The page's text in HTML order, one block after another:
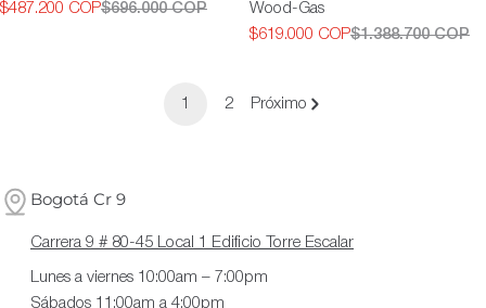
Precio
$487.200 COP
Precio
$696.000 COP
Wood-Gas
Precio
$619.000 COP
Precio
$1.388.700 COP
1 2 Próximo
Bogotá Cr 9
Carrera 9 # 80-45 Local 1 Edificio Torre Escalar
Lunes a viernes 10:00am – 7:00pm
Sábados 11:00am a 4:00pm